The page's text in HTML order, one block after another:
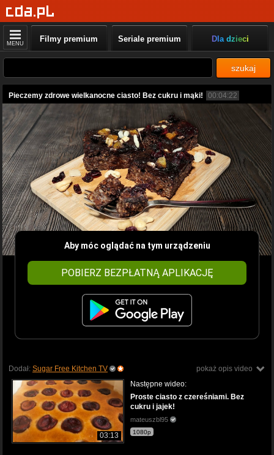
MENU Filmy premium Seriale premium Dla dzieci
szukaj
Pieczemy zdrowe wielkanocne ciasto! Bez cukru i mąki! 00:04:22
Aby móc oglądać na tym urządzeniu
POBIERZ BEZPŁATNĄ APLIKACJĘ
pokaż opis video
Dodał: Sugar Free Kitchen TV
03:13
Następne wideo:
Proste ciasto z czereśniami. Bez
cukru i jajek!
mateuszbl95
1080p